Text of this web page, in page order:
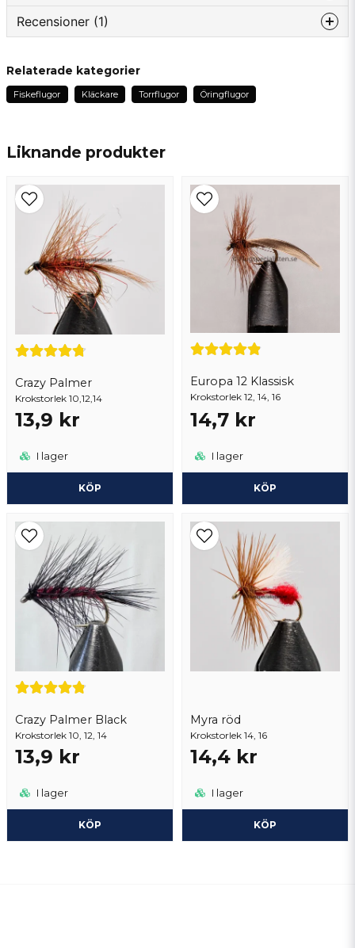
Liknande produkter
Crazy Palmer
Krokstorlek 10,12,14
13,9 kr
I lager
KÖP
Europa 12 Klassisk
Krokstorlek 12, 14, 16
14,7 kr
I lager
KÖP
Crazy Palmer Black
Krokstorlek 10, 12, 14
13,9 kr
I lager
KÖP
Myra röd
Krokstorlek 14, 16
14,4 kr
I lager
KÖP
question
Ja, ni får publicera min fråga
Skicka fråga
Recensioner (1)
Hans
Relaterade kategorier
Fiskeflugor Kläckare Torrflugor Öringflugor